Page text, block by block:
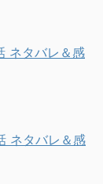
ネタバレ＆感
ネタバレ＆感